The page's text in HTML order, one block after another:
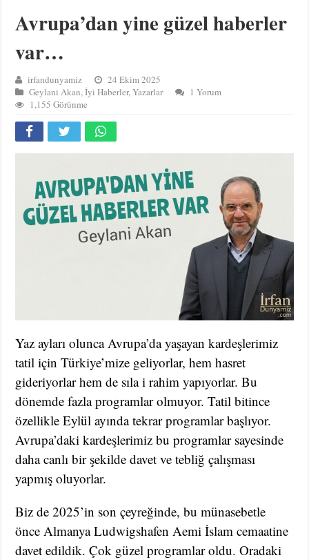
Avrupa’dan yine güzel haberler
var…
irfandunyamiz
24 Ekim 2025
Geylani Akan,İyi Haberler,Yazarlar
1 Yorum
1,155 Görünme
Yaz ayları olunca Avrupa’da yaşayan kardeşlerimiz
tatil için Türkiye’mize geliyorlar, hem hasret
gideriyorlar hem de sıla i rahim yapıyorlar. Bu
dönemde fazla programlar olmuyor. Tatil bitince
özellikle Eylül ayında tekrar programlar başlıyor.
Avrupa’daki kardeşlerimiz bu programlar sayesinde
daha canlı bir şekilde davet ve tebliğ çalışması
yapmış oluyorlar.
Biz de 2025’in son çeyreğinde, bu münasebetle
önce Almanya Ludwigshafen Aemi İslam cemaatine
davet edildik. Çok güzel programlar oldu. Oradaki